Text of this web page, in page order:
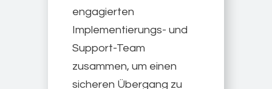
engagierten
Implementierungs- und
Support-Team
zusammen, um einen
sicheren Übergang zu